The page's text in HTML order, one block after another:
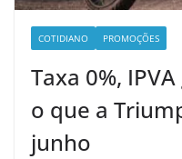
COTIDIANO PROMOÇÕES
Taxa 0%,
o que a
junho